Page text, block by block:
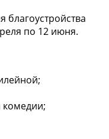
благоустройства
по 12 июня.
комедии;